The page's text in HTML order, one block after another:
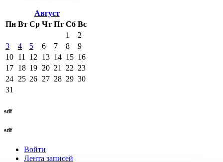
Август
Пн Вт Ср Чт Пт Сб Вс
1
2
3
4 5 6 7 8
9
10 11 12 13 14 15 16
17 18 19 20 21 22 23
24 25 26 27 28 29 30
31
sdf
sdf
Войти
Лента записей